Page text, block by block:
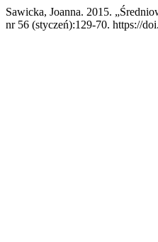
Sawicka, Joanna. 2015.
nr 56 (styczeń):129-70. https://